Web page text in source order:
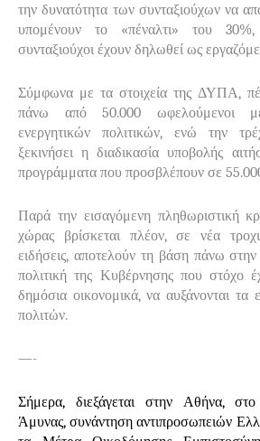
την δυνατότητα των συνταξιούχων να
υπομένουν το «πέναλτι» του
συνταξιούχοι έχουν δηλωθεί ως
Σύμφωνα με τα στοιχεία της ΔΥΠΑ,
πάνω από 50.000 ωφελούμενοι
ενεργητικών πολιτικών, ενώ την
ξεκινήσει η διαδικασία υποβολής
προγράμματα που προσβλέπουν σε
Παρά την εισαγόμενη πληθωριστική
χώρας βρίσκεται πλέον, σε νέα
ειδήσεις, αποτελούν τη βάση πάνω στην
πολιτική της Κυβέρνησης που στόχο
δημόσια οικονομικά, να αυξάνονται
πολιτών.
—-
Σήμερα, διεξάγεται στην Αθήνα,
Άμυνας, συνάντηση αντιπροσωπειών